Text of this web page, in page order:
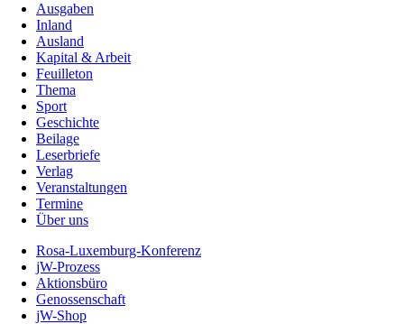
Ausgaben
Inland
Ausland
Kapital & Arbeit
Feuilleton
Thema
Sport
Geschichte
Beilage
Leserbriefe
Verlag
Veranstaltungen
Termine
Über uns
Rosa-Luxemburg-Konferenz
jW-Prozess
Aktionsbüro
Genossenschaft
jW-Shop